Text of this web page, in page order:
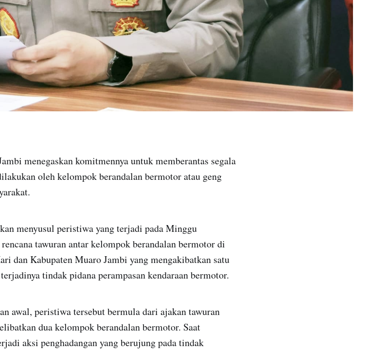
menegaskan komitmennya untuk memberantas segala
oleh kelompok berandalan bermotor atau geng
menyusul peristiwa yang terjadi pada Minggu
tawuran antar kelompok berandalan bermotor di
dan Kabupaten Muaro Jambi yang mengakibatkan satu
tindak pidana perampasan kendaraan bermotor.
awal, peristiwa tersebut bermula dari ajakan tawuran
dua kelompok berandalan bermotor. Saat
aksi penghadangan yang berujung pada tindak